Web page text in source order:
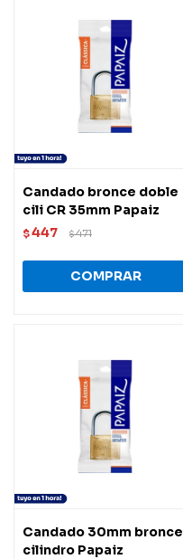
Candado bronce doble
cili CR 35mm Papaiz
$447 $471
Candado 30mm bronce
cilindro Papaiz